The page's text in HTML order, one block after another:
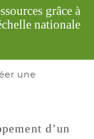
grâce à
nationale
une
d’un